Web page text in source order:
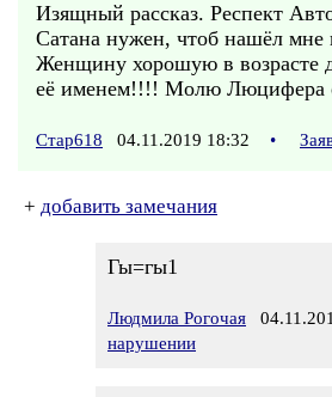
Изящный рассказ. Респект
Сатана нужен, чтоб нашёл мне
Женщину хорошую в возрасте
её именем!!!! Молю Люцифера
Стар618 04.11.2019 18:32 •
+ добавить замечания
Гы=гы1
Людмила Рогочая
нарушении